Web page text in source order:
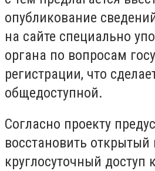
опубликование
на сайте специально
органа по вопросам
регистрации, что
общедоступной.
Согласно проекту
восстановить открытый
круглосуточный доступ